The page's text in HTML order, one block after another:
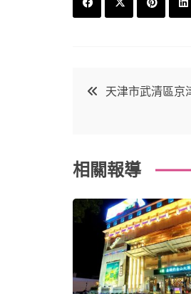
o
k
t
e
t
e
文
導
覽
天津市武清區京
相關報導